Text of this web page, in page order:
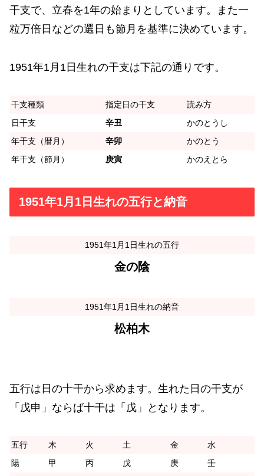
干支で、立春を1年の始まりとしています。また一
粒万倍日などの選日も節月を基準に決めています。
1951年1月1日生れの干支は下記の通りです。
干支種類 指定日の干支
読み方
日干支
辛丑
かのとうし
年干支（暦月）
辛卯
かのとう
年干支（節月）
庚寅 かのえとら
1951年1月1日生れの五行と納音
1951年1月1日生れの五行
金の陰
1951年1月1日生れの納音
松柏木
五行は日の十干から求めます。生れた日の干支が
「戊申」ならば十干は「戊」となります。
五行 木 火 土 金
水
陽
甲 丙 戊 庚
壬